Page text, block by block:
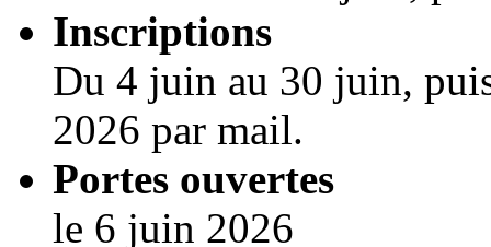
Inscriptions
Du 4 juin au 30 juin,
2026 par mail.
Portes ouvertes
le 6 juin 2026